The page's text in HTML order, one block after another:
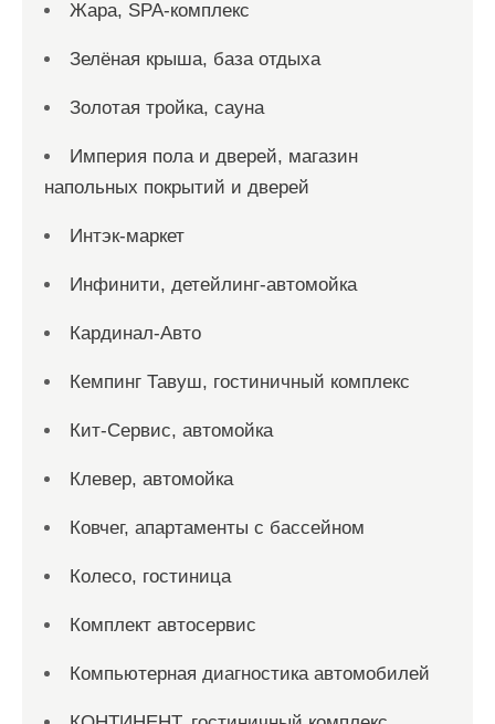
Жара, SPA-комплекс
Зелёная крыша, база отдыха
Золотая тройка, сауна
Империя пола и дверей, магазин
напольных покрытий и дверей
Интэк-маркет
Инфинити, детейлинг-автомойка
Кардинал-Авто
Кемпинг Тавуш, гостиничный комплекс
Кит-Сервис, автомойка
Клевер, автомойка
Ковчег, апартаменты с бассейном
Колесо, гостиница
Комплект автосервис
Компьютерная диагностика автомобилей